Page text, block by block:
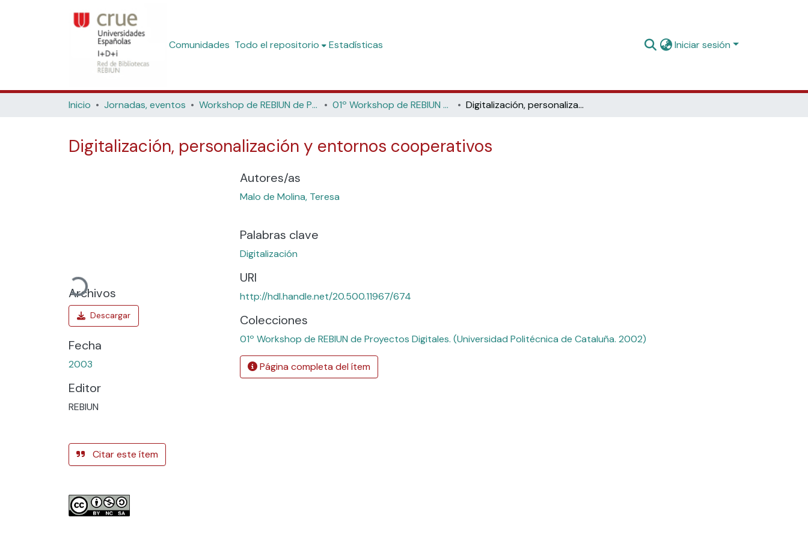
Comunidades Todo el repositorio Estadísticas Iniciar sesión
Inicio Jornadas, eventos Workshop de REBIUN de Proyectos Digitales 01º Workshop de REBIUN de Proyectos Digitales. (Universidad Politécnica de Cataluña. 2002) Digitalización, personalización y entornos cooperativos
Digitalización, personalización y entornos cooperativos
Cargando...
Archivos
Fecha
2003
Editor
REBIUN
Citar este ítem
Autores/as
Malo de Molina, Teresa
Palabras clave
Digitalización
URI
http://hdl.handle.net/20.500.11967/674
Colecciones
01º Workshop de REBIUN de Proyectos Digitales. (Universidad Politécnica de Cataluña. 2002)
Página completa del ítem